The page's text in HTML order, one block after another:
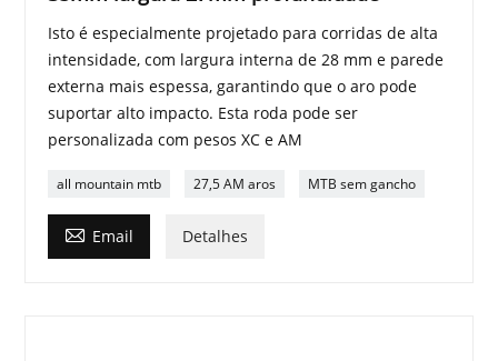
Isto é especialmente projetado para corridas de alta
intensidade, com largura interna de 28 mm e parede
externa mais espessa, garantindo que o aro pode
suportar alto impacto. Esta roda pode ser
personalizada com pesos XC e AM
all mountain mtb 27,5 AM aros MTB sem gancho
 Email Detalhes